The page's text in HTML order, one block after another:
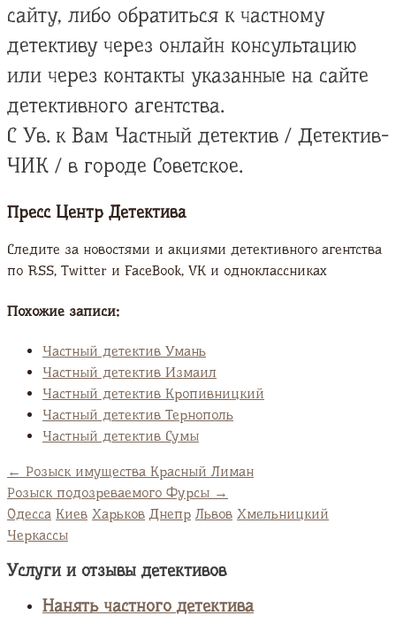
сайту, либо обратиться к частному
детективу через онлайн консультацию
или через контакты указанные на сайте
детективного агентства.
С Ув. к Вам Частный детектив / Детектив-
ЧИК / в городе Советское.
Пресс Центр Детектива
Следите за новостями и акциями детективного агентства
по RSS, Twitter и FaсeBook, VK и одноклассниках
Похожие записи:
Частный детектив Умань
Частный детектив Измаил
Частный детектив Кропивницкий
Частный детектив Тернополь
Частный детектив Сумы
← Розыск имущества Красный Лиман
Розыск подозреваемого Фурсы →
Одесса Киев Харьков Днепр Львов Хмельницкий
Черкассы
Услуги и отзывы детективов
Нанять частного детектива